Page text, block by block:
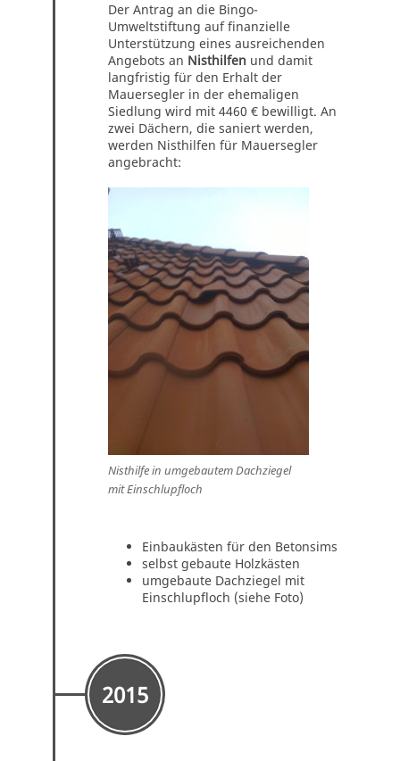
Der Antrag an die Bingo-
Umweltstiftung auf finanzielle
Unterstützung eines ausreichenden
Angebots an Nisthilfen und damit
langfristig für den Erhalt der
Mauersegler in der ehemaligen
Siedlung wird mit 4460 € bewilligt. An
zwei Dächern, die saniert werden,
werden Nisthilfen für Mauersegler
angebracht:
Nisthilfe in umgebautem Dachziegel
mit Einschlupfloch
Einbaukästen für den Betonsims
selbst gebaute Holzkästen
umgebaute Dachziegel mit
Einschlupfloch (siehe Foto)
2015